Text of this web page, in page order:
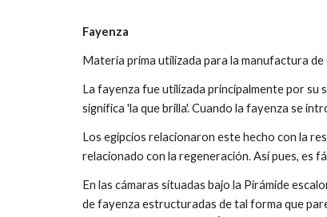
Fayenza
Materia prima utilizada para la manufactura
La fayenza fue utilizada principalmente por su
significa 'la que brilla'. Cuando la fayenza se
Los egipcios relacionaron este hecho con la
relacionado con la regeneración. Así pues, es
En las cámaras situadas bajo la Pirámide
de fayenza estructuradas de tal forma que